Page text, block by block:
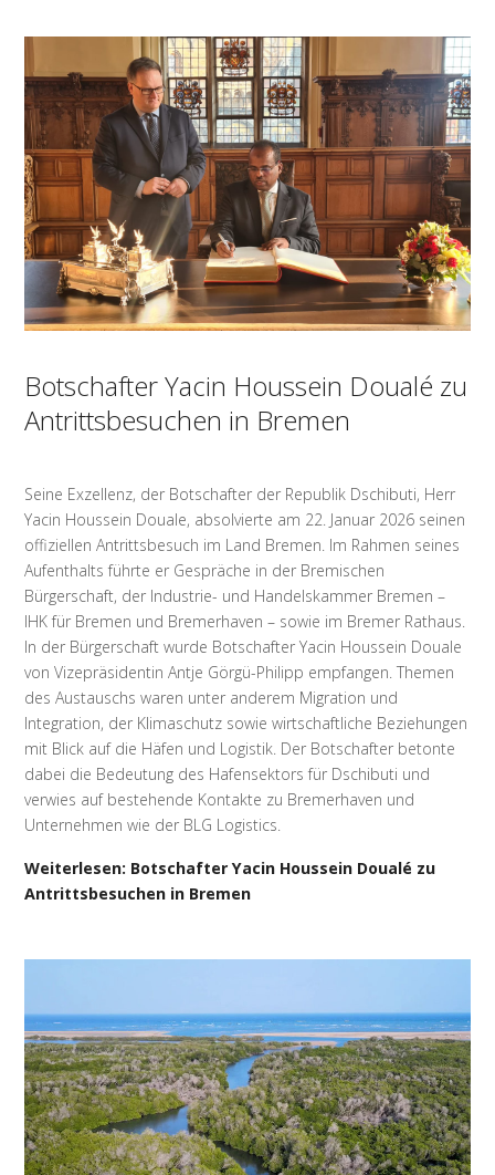
Botschafter Yacin Houssein Doualé zu
Antrittsbesuchen in Bremen
Seine Exzellenz, der Botschafter der Republik Dschibuti, Herr
Yacin Houssein Douale, absolvierte am 22. Januar 2026 seinen
offiziellen Antrittsbesuch im Land Bremen. Im Rahmen seines
Aufenthalts führte er Gespräche in der Bremischen
Bürgerschaft, der Industrie- und Handelskammer Bremen –
IHK für Bremen und Bremerhaven – sowie im Bremer Rathaus.
In der Bürgerschaft wurde Botschafter Yacin Houssein Douale
von Vizepräsidentin Antje Görgü-Philipp empfangen. Themen
des Austauschs waren unter anderem Migration und
Integration, der Klimaschutz sowie wirtschaftliche Beziehungen
mit Blick auf die Häfen und Logistik. Der Botschafter betonte
dabei die Bedeutung des Hafensektors für Dschibuti und
verwies auf bestehende Kontakte zu Bremerhaven und
Unternehmen wie der BLG Logistics.
Weiterlesen: Botschafter Yacin Houssein Doualé zu
Antrittsbesuchen in Bremen